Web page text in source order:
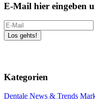
E-Mail hier eingeben
Kategorien
Dentale News & Trends